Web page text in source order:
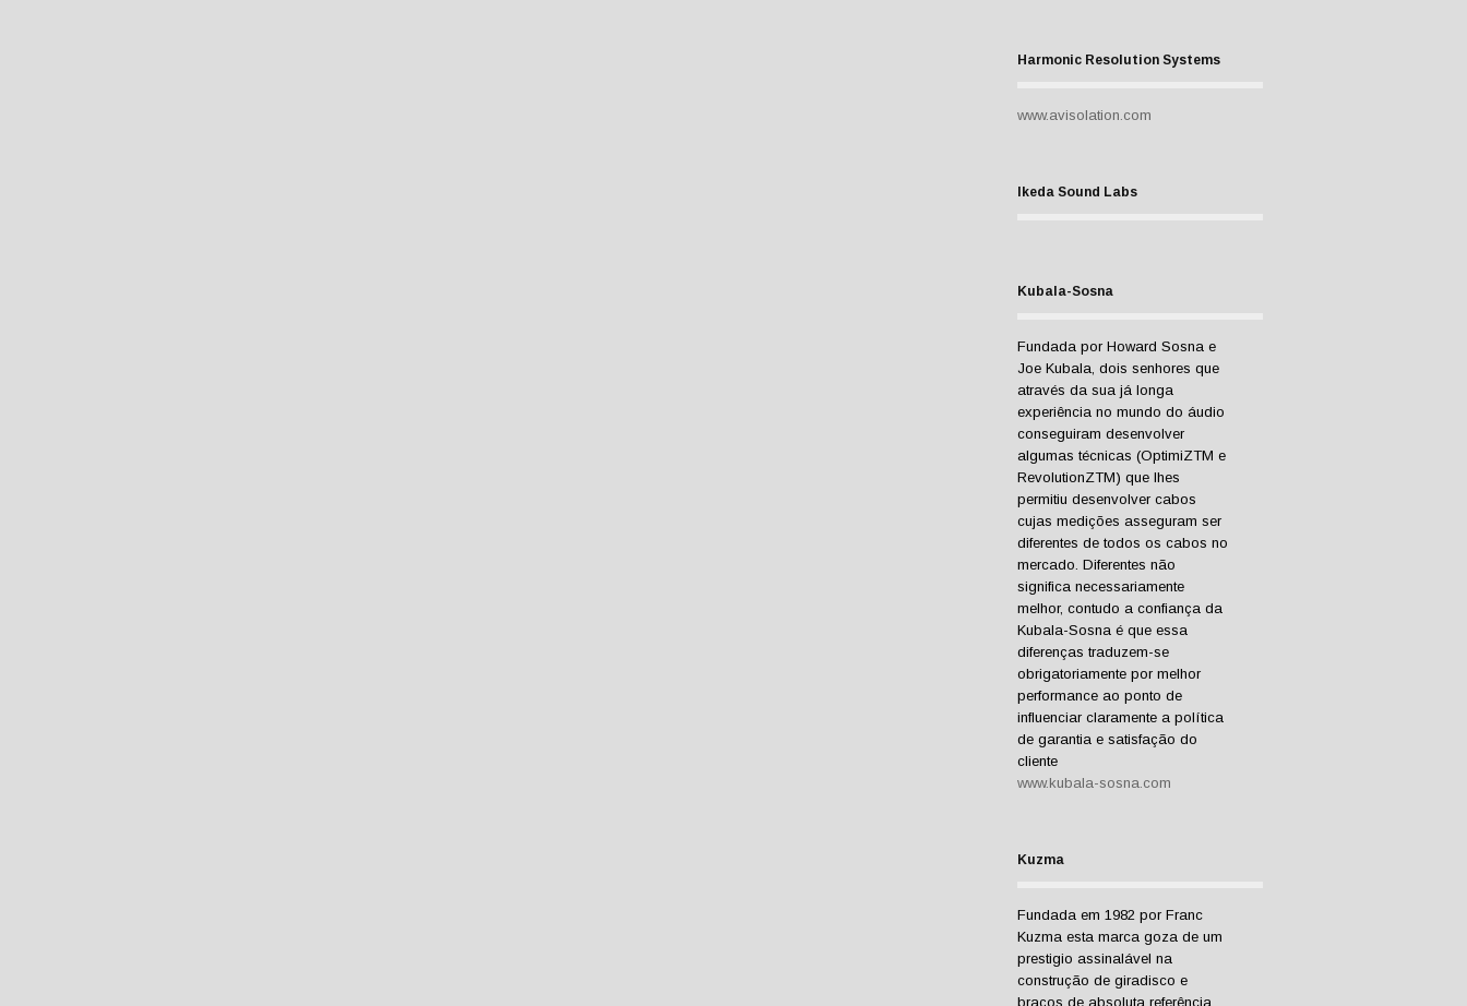
Harmonic Resolution Systems
www.avisolation.com
Ikeda Sound Labs
Kubala-Sosna
Fundada por Howard Sosna e
Joe Kubala, dois senhores que
através da sua já longa
experiência no mundo do áudio
conseguiram desenvolver
algumas técnicas (OptimiZTM e
RevolutionZTM) que lhes
permitiu desenvolver cabos
cujas medições asseguram ser
diferentes de todos os cabos no
mercado. Diferentes não
significa necessariamente
melhor, contudo a confiança da
Kubala-Sosna é que essa
diferenças traduzem-se
obrigatoriamente por melhor
performance ao ponto de
influenciar claramente a política
de garantia e satisfação do
cliente
www.kubala-sosna.com
Kuzma
Fundada em 1982 por Franc
Kuzma esta marca goza de um
prestigio assinalável na
construção de giradisco e
braços de absoluta referência.